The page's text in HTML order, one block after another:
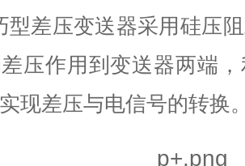
型差压变送器采用硅压
压作用到变送器两端
现差压与电信号的转换